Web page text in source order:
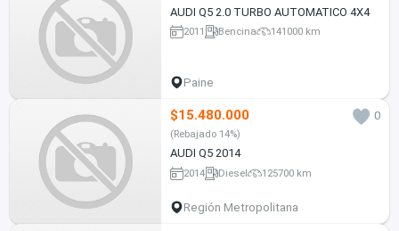
AUDI Q5 2.0 TURBO AUTOMATICO 4X4
2011 Bencina 141000 km
Paine
$15.480.000 0
(Rebajado 14%)
AUDI Q5 2014
2014 Diesel 125700 km
Región Metropolitana